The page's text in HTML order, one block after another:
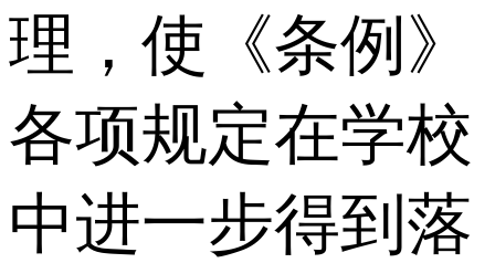
理，使《条例》
各项规定在学校
中进一步得到落